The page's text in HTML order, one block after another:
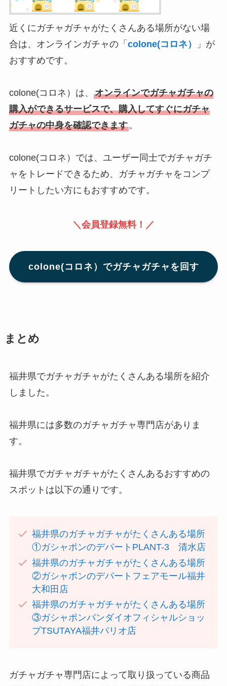
近くにガチャガチャがたくさんある場所がない場
合は、オンラインガチャの「 colone(コロネ）
」が
おすすめです。
colone(コロネ）は、 オンラインでガチャガチャの
購入ができるサービスで、購入してすぐにガチャ
ガチャの中身を確認できます。
colone(コロネ）では、ユーザー同士でガチャガチ
ャをトレードできるため、ガチャガチャをコンプ
リートしたい方にもおすすめです。
＼会員登録無料！／
colone(コロネ）でガチャガチャを回す
まとめ
福井県でガチャガチャがたくさんある場所を紹介
しました。
福井県には多数のガチャガチャ専門店がありま
す。
福井県でガチャガチャがたくさんあるおすすめの
スポットは以下の通りです。
福井県のガチャガチャがたくさんある場所
①ガシャポンのデパートPLANT-3 清水店
福井県のガチャガチャがたくさんある場所
②ガシャポンのデパートフェアモール福井
大和田店
福井県のガチャガチャがたくさんある場所
③ガシャポンバンダイオフィシャルショッ
プTSUTAYA福井パリオ店
ガチャガチャ専門店によって取り扱っている商品